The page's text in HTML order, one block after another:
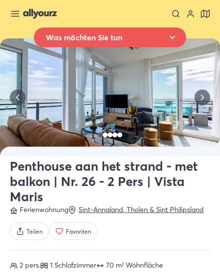
Was möchten Sie tun
Zurück zur Übersicht
Übernachten
Wo
Ganz Zeeland
Wann
Datum auswählen
Wer
Penthouse aan het strand - met
balkon | Nr. 26 - 2 Pers | Vista
Maris
Ferienwohnung Sint-Annaland, Tholen & Sint Philipsland
Teilen Favoriten
2 pers. 1 Schlafzimmer 70 m² Wohnfläche